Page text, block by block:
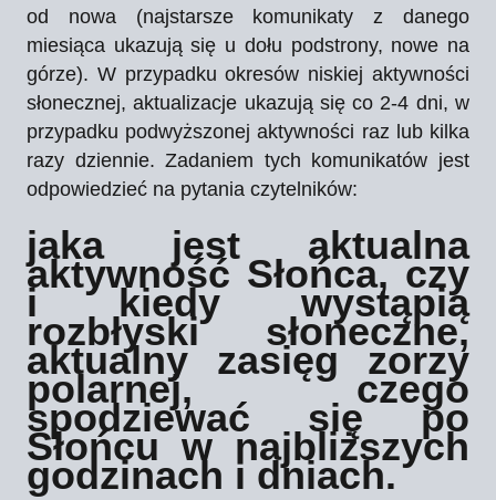
od nowa (najstarsze komunikaty z danego
miesiąca ukazują się u dołu podstrony, nowe na
górze). W przypadku okresów niskiej aktywności
słonecznej, aktualizacje ukazują się co 2-4 dni, w
przypadku podwyższonej aktywności raz lub kilka
razy dziennie.Zadaniem tych komunikatów jest
odpowiedzieć na pytania czytelników:
jaka jest aktualna
aktywność Słońca, czy
i kiedy wystąpią
rozbłyski słoneczne,
aktualny zasięg zorzy
polarnej, czego
spodziewać się po
Słońcu w najbliższych
godzinach i dniach.